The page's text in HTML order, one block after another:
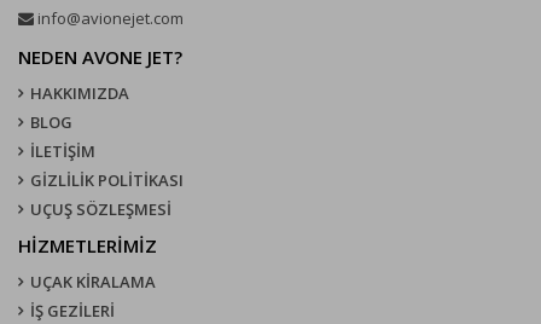
info@avionejet.com
NEDEN AVONE JET?
HAKKIMIZDA
BLOG
İLETİŞİM
GİZLİLİK POLİTİKASI
UÇUŞ SÖZLEŞMESI
HİZMETLERİMİZ
UÇAK KIRALAMA
İŞ GEZİLERİ